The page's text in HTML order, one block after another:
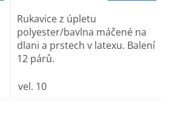
Rukavice z úpletu
polyester/bavlna máčené na
dlani a prstech v latexu. Balení
12 párů.
vel. 10